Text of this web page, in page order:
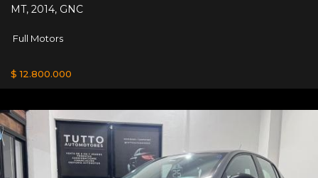
MT, 2014, GNC
Full Motors
$ 12.800.000